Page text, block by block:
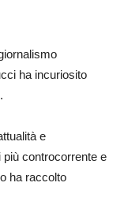
ha incuriosito
e
controcorrente e
ha raccolto